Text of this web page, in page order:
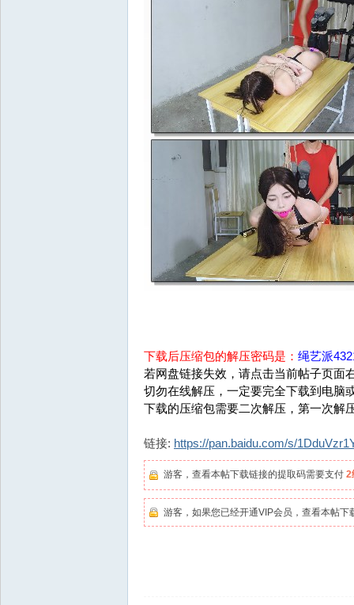
下载后压缩包的解压密码是： 绳艺派
若网盘链接失效，请点击当前帖子页面
切勿在线解压，一定要完全下载到电脑
下载的压缩包需要二次解压，第一次解
链接: https://pan.baidu.com/s/
游客，查看本帖下载链接的提取码需要支付 2
游客，如果您已经开通VIP会员，查看本帖下